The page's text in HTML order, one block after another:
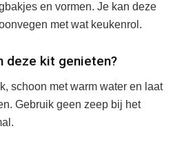
en vormen. Je kan deze
met wat keukenrol.
deze kit genieten?
schoon met warm water en laat
Gebruik geen zeep bij het